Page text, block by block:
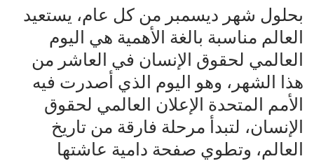
بحلول شهر ديسمبر من كل عام، يستعيد
العالم مناسبة بالغة الأهمية هي اليوم
العالمي لحقوق الإنسان في العاشر من
هذا الشهر، وهو اليوم الذي أصدرت فيه
الأمم المتحدة الإعلان العالمي لحقوق
الإنسان، لتبدأ مرحلة فارقة من تاريخ
العالم، وتطوي صفحة دامية عاشتها